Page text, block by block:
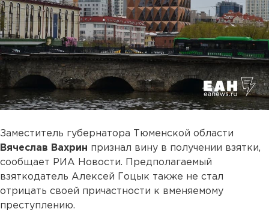
Заместитель губернатора Тюменской области
Вячеслав Вахрин признал вину в получении взятки,
сообщает РИА Новости. Предполагаемый
взяткодатель Алексей Гоцык также не стал
отрицать своей причастности к вменяемому
преступлению.